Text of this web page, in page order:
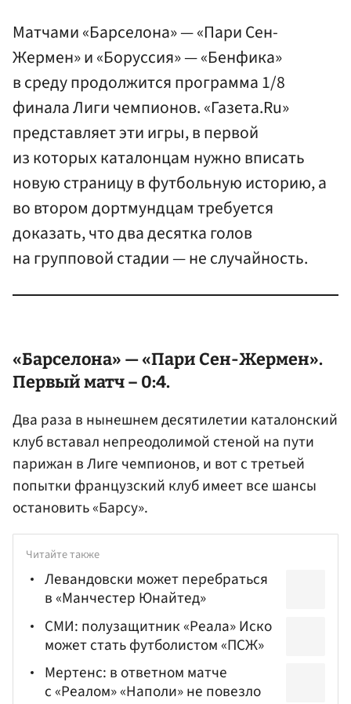
Матчами «Барселона» — «Пари Сен-
Жермен» и «Боруссия» — «Бенфика»
в среду продолжится программа 1/8
финала Лиги чемпионов. «Газета.Ru»
представляет эти игры, в первой
из которых каталонцам нужно вписать
новую страницу в футбольную историю, а
во втором дортмундцам требуется
доказать, что два десятка голов
на групповой стадии — не случайность.
«Барселона» — «Пари Сен-Жермен».
Первый матч – 0:4.
Два раза в нынешнем десятилетии каталонский
клуб вставал непреодолимой стеной на пути
парижан в Лиге чемпионов, и вот с третьей
попытки французский клуб имеет все шансы
остановить «Барсу».
Читайте также
Левандовски может перебраться
в «Манчестер Юнайтед»
СМИ: полузащитник «Реала» Иско
может стать футболистом «ПСЖ»
Мертенс: в ответном матче
с «Реалом» «Наполи» не повезло